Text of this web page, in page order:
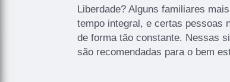
Liberdade? Alguns familiares
tempo integral, e certas pessoas
de forma tão constante. Nessas
são recomendadas para o bem